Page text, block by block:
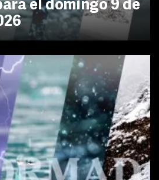
el domingo 9 de